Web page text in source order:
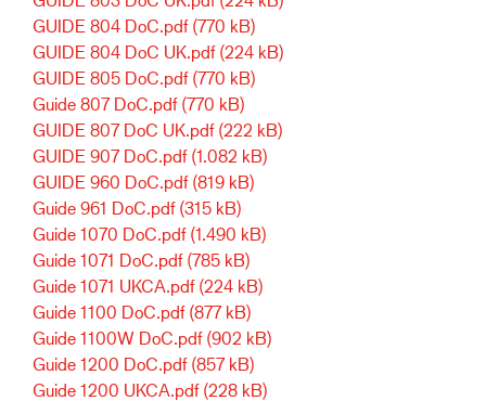
GUIDE 804 DoC.pdf (770 kB)
GUIDE 804 DoC UK.pdf (224 kB)
GUIDE 805 DoC.pdf (770 kB)
Guide 807 DoC.pdf (770 kB)
GUIDE 807 DoC UK.pdf (222 kB)
GUIDE 907 DoC.pdf (1.082 kB)
GUIDE 960 DoC.pdf (819 kB)
Guide 961 DoC.pdf (315 kB)
Guide 1070 DoC.pdf (1.490 kB)
Guide 1071 DoC.pdf (785 kB)
Guide 1071 UKCA.pdf (224 kB)
Guide 1100 DoC.pdf (877 kB)
Guide 1100W DoC.pdf (902 kB)
Guide 1200 DoC.pdf (857 kB)
Guide 1200 UKCA.pdf (228 kB)